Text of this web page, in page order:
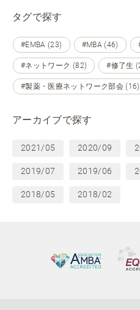
タグで探す
#EMBA (23) #MBA (46)
#ネットワーク (82) #修了生
#製薬・医療ネットワーク部会 (16)
アーカイブで探す
2021/05 2020/09
2019/07 2019/06
2018/05 2018/02